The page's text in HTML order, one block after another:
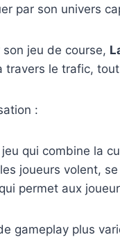
par son univers
son jeu de course,
le trafic,
:
jeu qui combine la
joueurs volent,
permet aux
gameplay plus